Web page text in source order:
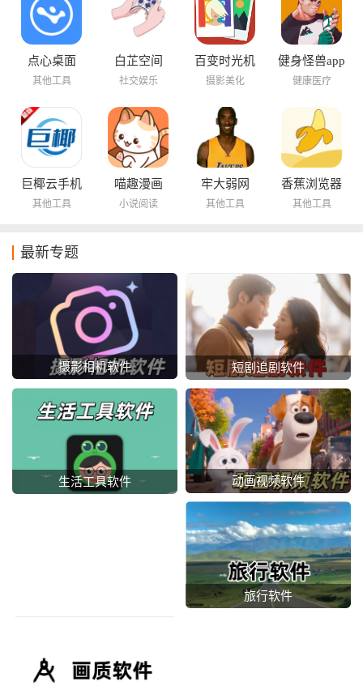
点心桌面
其他工具
白芷空间
社交娱乐
百变时光机
摄影美化
健身怪兽app
健康医疗
巨椰云手机
其他工具
喵趣漫画
小说阅读
牢大弱网
其他工具
香蕉浏览器
其他工具
最新专题
摄影相机软件 短剧追剧软件
生活工具软件 动画视频软件
旅行软件